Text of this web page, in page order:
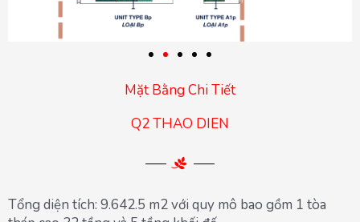
Mặt Bằng Chi Tiết
Q2 THAO DIEN
Tổng diện tích: 9.642.5 m2 với quy mô bao gồm 1 tòa